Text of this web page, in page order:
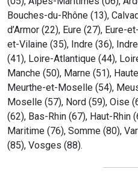
Bouches-du-Rhône (13),
d’Armor (22), Eure (27), Eure-
et-Vilaine (35), Indre (36),
(41), Loire-Atlantique (44),
Manche (50), Marne (51),
Meurthe-et-Moselle (54),
Moselle (57), Nord (59), Oise
(62), Bas-Rhin (67), Haut-Rhin
Maritime (76), Somme (80),
(85), Vosges (88).